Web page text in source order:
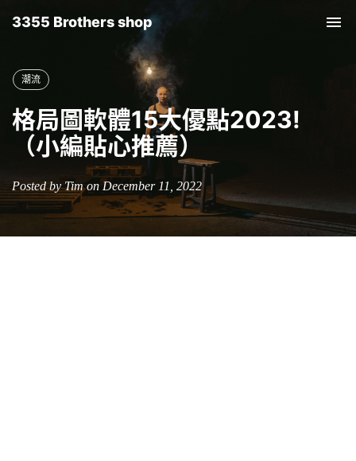
3355 Brothers shop
潮流
格局圖軟體15大優點2023!
（小編貼心推薦）
Posted by Tim on December 11, 2022